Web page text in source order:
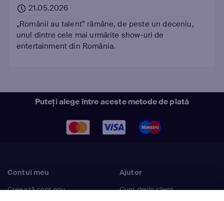
21.05.2026
„Românii au talent” rămâne, de peste un deceniu,
unul dintre cele mai urmărite show-uri de
entertainment din România.
Puteți alege între aceste metode de plată
Contul meu
Creează cont nou
Ajutor
Cum devin client